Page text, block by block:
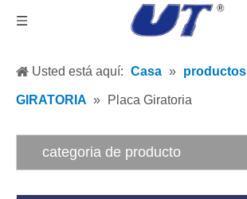
Usted está aquí: Casa » productos
GIRATORIA » Placa Giratoria
categoria de producto